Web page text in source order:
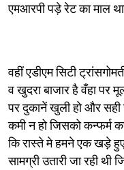
एमआरपी पड़े रेट का माल
वहीं एडीएम सिटी
व खुदरा बाजार है वँहा पर
पर दुकानें खुली हो और सही
कमी न हो जिसको कन्फर्म
कि रास्ते मे हमने एक खड़े
सामग्री उतारी जा रही थी